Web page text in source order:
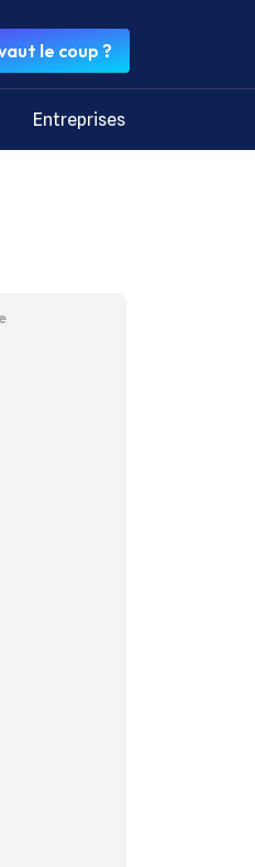
le coup ?
Entreprises